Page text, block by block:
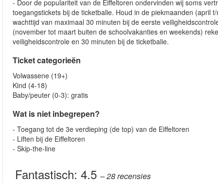
- Door de populariteit van de Eiffeltoren ondervinden wij soms
toegangstickets bij de ticketbalie. Houd in de piekmaanden (april
wachttijd van maximaal 30 minuten bij de eerste
(november tot maart buiten de schoolvakanties en weekends)
veiligheidscontrole en 30 minuten bij de ticketbalie.
Ticket categorieën
Volwassene (19+)
Kind (4-18)
Baby/peuter (0-3): gratis
Wat is niet inbegrepen?
- Toegang tot de 3e verdieping (de top) van de Eiffeltoren
- Liften bij de Eiffeltoren
- Skip-the-line
Fantastisch: 4.5 – 28recensies